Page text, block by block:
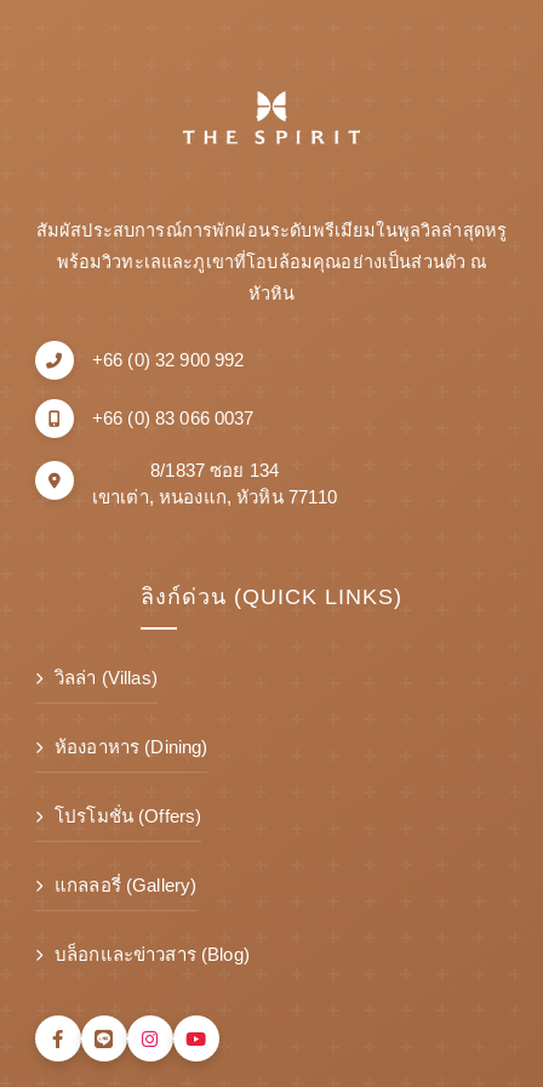
สัมผัสประสบการณ์การพักผ่อนระดับพรีเมียมในพูลวิลล่าสุดหรู
พร้อมวิวทะเลและภูเขาที่โอบล้อมคุณอย่างเป็นส่วนตัว ณ
หัวหิน
+66 (0) 32 900 992
+66 (0) 83 066 0037
8/1837 ซอย 134
เขาเต่า, หนองแก, หัวหิน 77110
ลิงก์ด่วน (QUICK LINKS)
วิลล่า (Villas)
ห้องอาหาร (Dining)
โปรโมชั่น (Offers)
แกลลอรี่ (Gallery)
บล็อกและข่าวสาร (Blog)